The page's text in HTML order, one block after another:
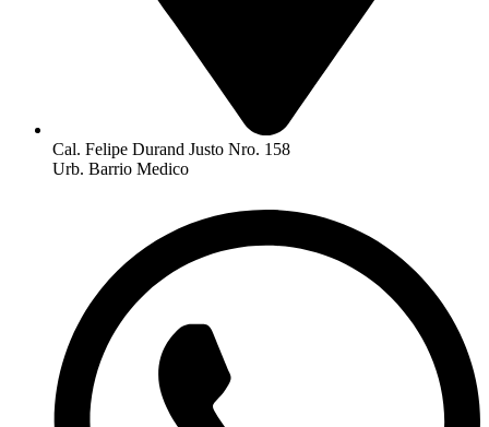
Cal. Felipe Durand Justo Nro. 158
Urb. Barrio Medico